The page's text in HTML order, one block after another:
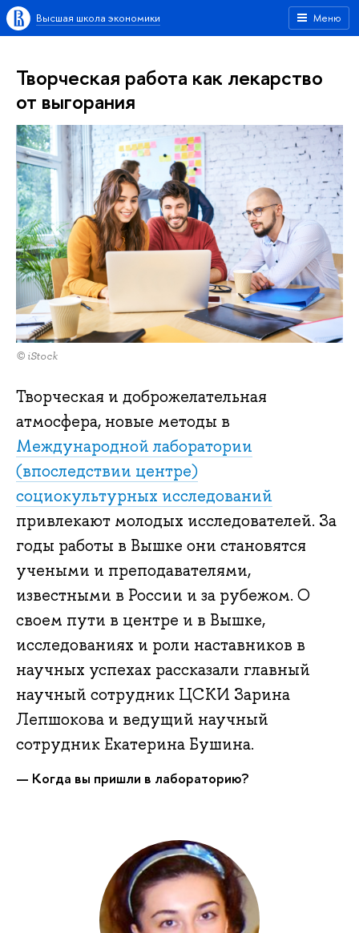
Меню
Высшая школа экономики
Творческая работа как лекарство
от выгорания
© iStock
Творческая и доброжелательная
атмосфера, новые методы в
Международной лаборатории
(впоследствии центре)
социокультурных исследований
привлекают молодых исследователей. За
годы работы в Вышке они становятся
учеными и преподавателями,
известными в России и за рубежом. О
своем пути в центре и в Вышке,
исследованиях и роли наставников в
научных успехах рассказали главный
научный сотрудник ЦСКИ Зарина
Лепшокова и ведущий научный
сотрудник Екатерина Бушина.
— Когда вы пришли в лабораторию?